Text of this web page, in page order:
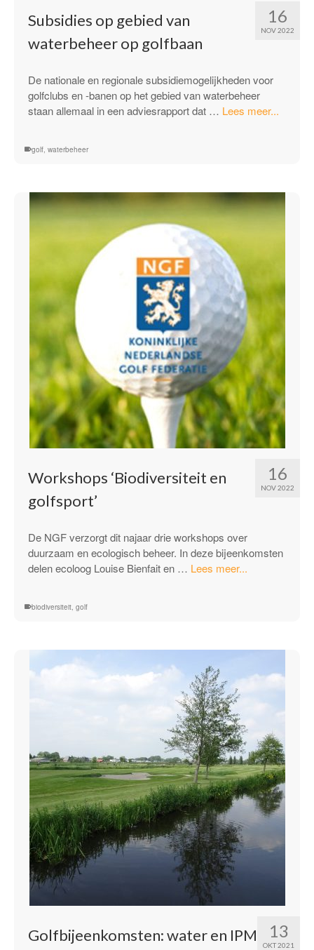
16
NOV 2022
Subsidies op gebied van
waterbeheer op golfbaan
De nationale en regionale subsidiemogelijkheden voor
golfclubs en -banen op het gebied van waterbeheer
staan allemaal in een adviesrapport dat … Lees meer...
golf, waterbeheer
16
NOV 2022
Workshops ‘Biodiversiteit en
golfsport’
De NGF verzorgt dit najaar drie workshops over
duurzaam en ecologisch beheer. In deze bijeenkomsten
delen ecoloog Louise Bienfait en … Lees meer...
biodiversiteit, golf
13
OKT 2021
Golfbijeenkomsten: water en IPM